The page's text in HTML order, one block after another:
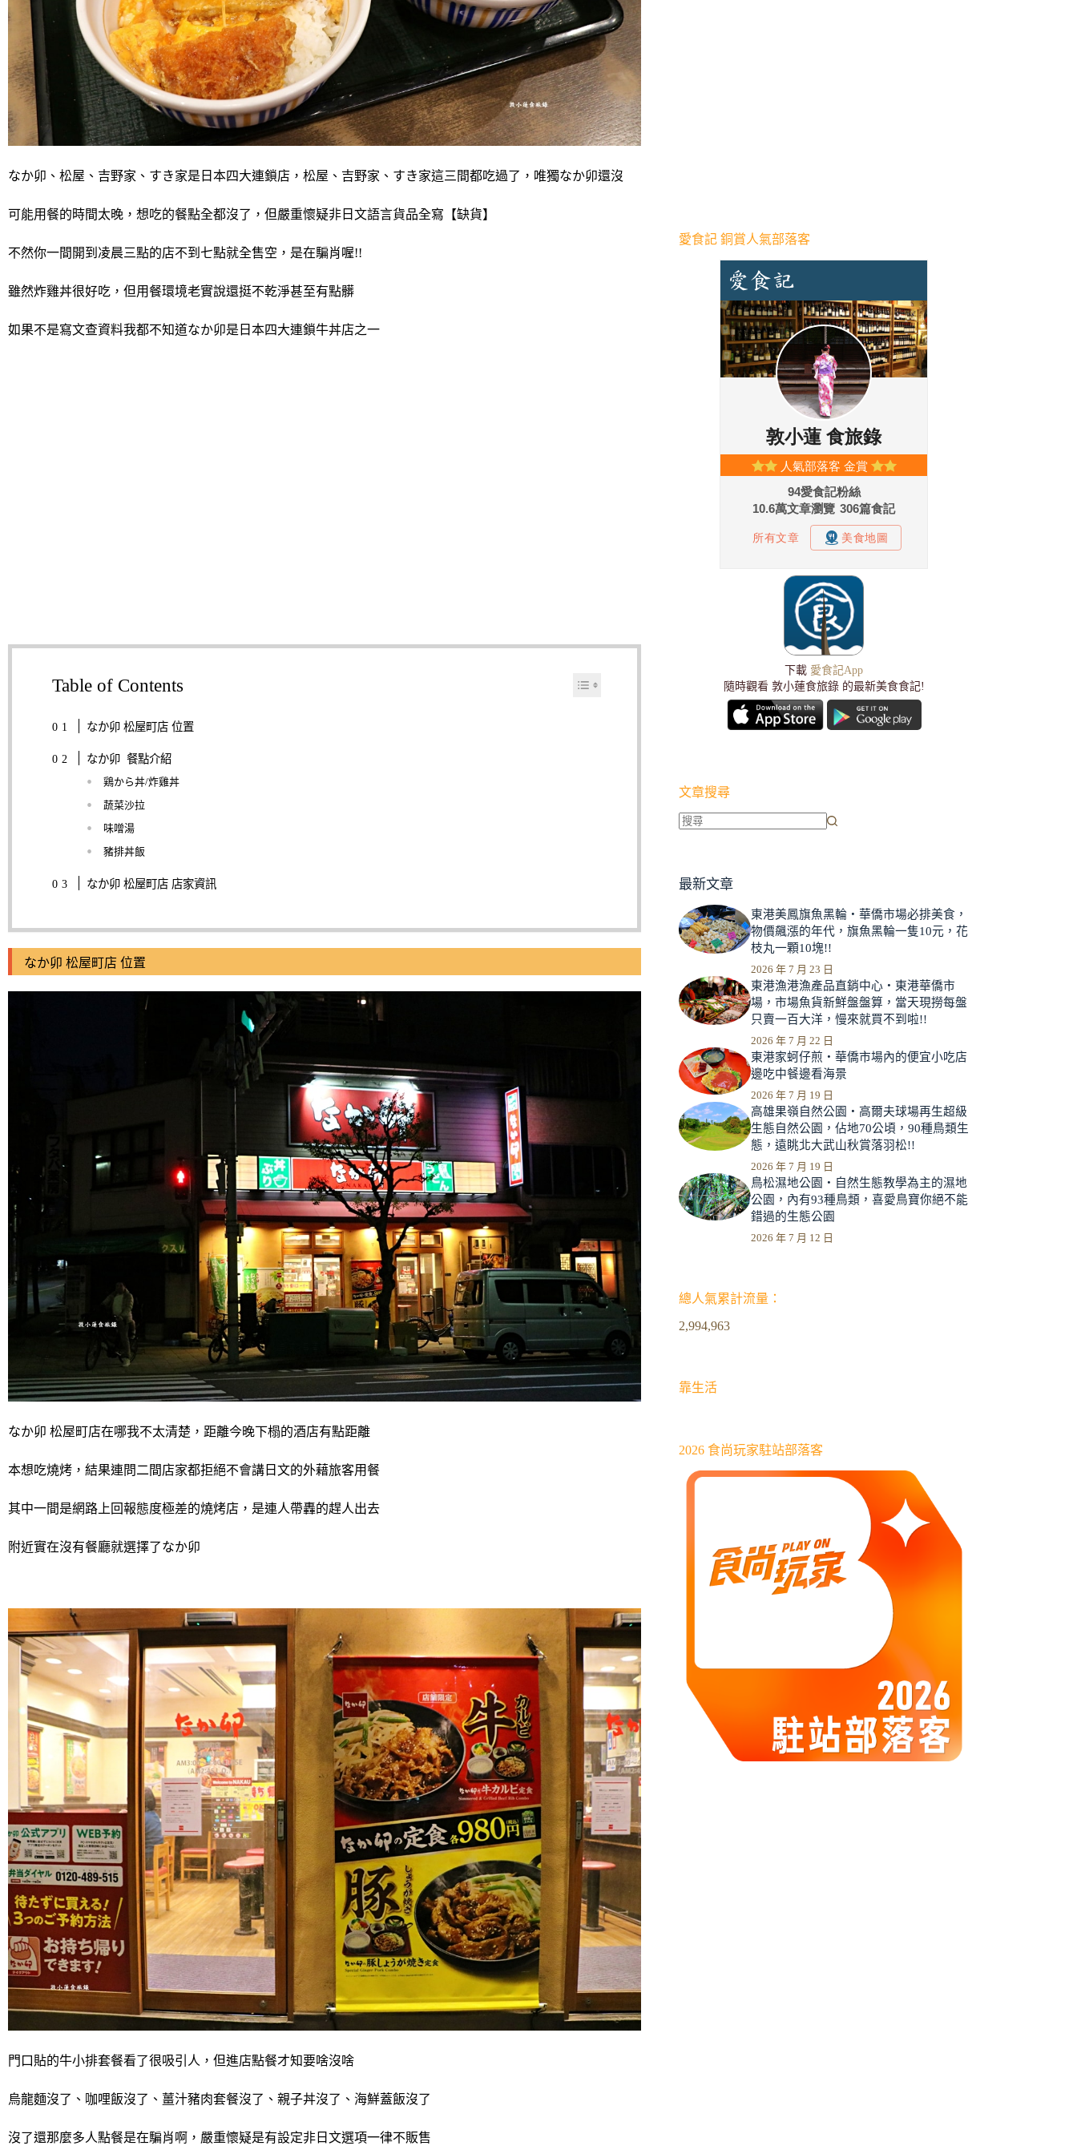
なか卯、松屋、吉野家、すき家是日本四大連鎖店，松屋、吉野家、すき家這三間都吃過了，唯獨なか卯還沒
可能用餐的時間太晚，想吃的餐點全都沒了，但嚴重懷疑非日文語言貨品全寫【缺貨】
不然你一間開到凌晨三點的店不到七點就全售空，是在騙肖喔!!
雖然炸雞丼很好吃，但用餐環境老實說還挺不乾淨甚至有點髒
如果不是寫文查資料我都不知道なか卯是日本四大連鎖牛丼店之一
Table of Contents
なか卯 松屋町店 位置
なか卯 餐點介紹
鶏から丼/炸雞丼
蔬菜沙拉
味噌湯
豬排丼飯
なか卯 松屋町店 店家資訊
なか卯 松屋町店 位置
なか卯 松屋町店在哪我不太清楚，距離今晚下榻的酒店有點距離
本想吃燒烤，結果連問二間店家都拒絕不會講日文的外藉旅客用餐
其中一間是網路上回報態度極差的燒烤店，是連人帶轟的趕人出去
附近實在沒有餐廳就選擇了なか卯
門口貼的牛小排套餐看了很吸引人，但進店點餐才知要啥沒啥
烏龍麵沒了、咖哩飯沒了、薑汁豬肉套餐沒了、親子丼沒了、海鮮蓋飯沒了
沒了還那麼多人點餐是在騙肖啊，嚴重懷疑是有設定非日文選項一律不販售
愛食記 銅賞人氣部落客
下載 愛食記App
隨時觀看 敦小蓮食旅錄 的最新美食食記!
文章搜尋
到
合
條
結
果
最新文章
東港美鳳旗魚黑輪‧華僑市場必排美食，
物價飆漲的年代，旗魚黑輪一隻10元，花
枝丸一顆10塊!!
2026 年 7 月 23 日
東港漁港漁產品直銷中心‧東港華僑市
場，市場魚貨新鮮盤盤算，當天現撈每盤
只賣一百大洋，慢來就買不到啦!!
2026 年 7 月 22 日
東港家蚵仔煎‧華僑市場內的便宜小吃店
邊吃中餐邊看海景
2026 年 7 月 19 日
高雄果嶺自然公園‧高爾夫球場再生超級
生態自然公園，佔地70公頃，90種鳥類生
態，遠眺北大武山秋賞落羽松!!
2026 年 7 月 19 日
鳥松濕地公園‧自然生態教學為主的濕地
公園，內有93種鳥類，喜愛鳥寶你絕不能
錯過的生態公園
2026 年 7 月 12 日
總人氣累計流量：
2,994,963
靠生活
2026 食尚玩家駐站部落客